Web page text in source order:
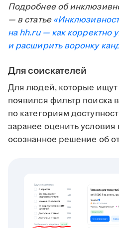
Подробнее об
— в статье
на hh.ru — как корректно
и расширить воронку
Для соискателей
Для людей, которые ищут
появился фильтр поиска
по категориям
заранее оценить
осознанное решение об